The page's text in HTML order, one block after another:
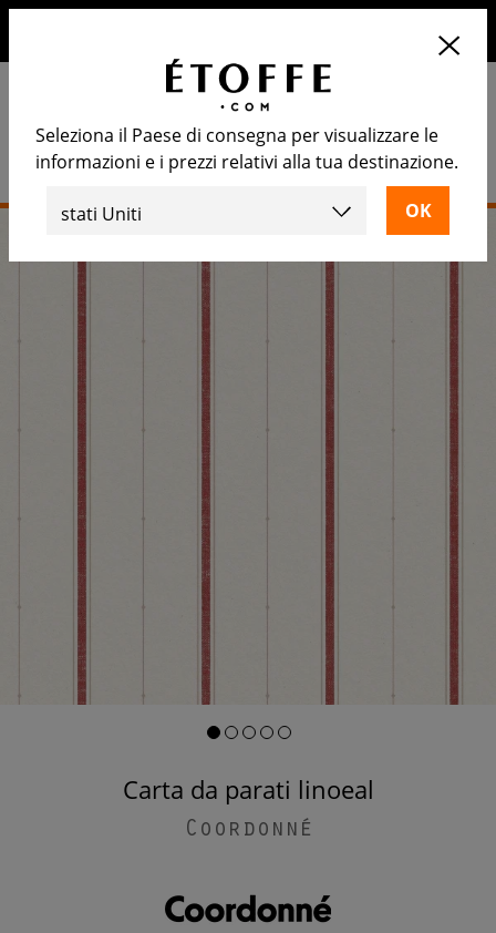
Carta da parati linoeal
Coordonné
Seleziona il Paese di consegna per visualizzare le
informazioni e i prezzi relativi alla tua destinazione.